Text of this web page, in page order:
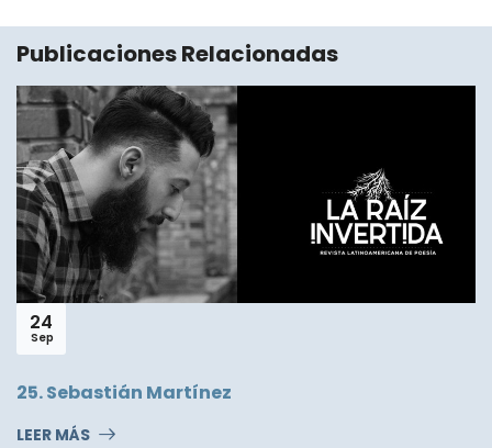
Publicaciones Relacionadas
24
Sep
25. Sebastián Martínez
LEER MÁS